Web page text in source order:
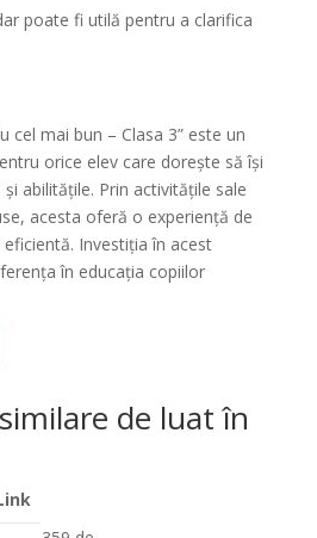
poate fi utilă pentru a clarifica
cel mai bun – Clasa 3” este un
orice elev care dorește să își
abilitățile. Prin activitățile sale
acesta oferă o experiență de
Investiția în acest
în educația copiilor
de luat în